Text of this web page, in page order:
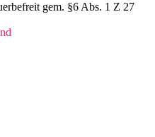
gem. §6 Abs. 1 Z 27